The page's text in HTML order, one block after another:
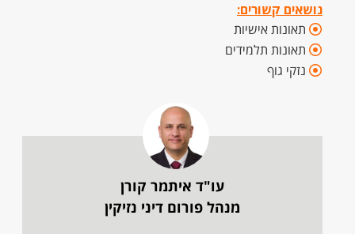
נושאים קשורים:
תאונות אישיות
תאונות תלמידים
נזקי גוף
עו"ד איתמר קורן
מנהל פורום דיני נזיקין